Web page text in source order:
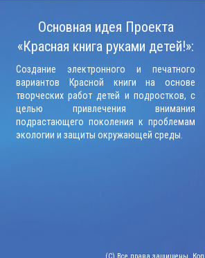
Основная идея Проекта
«Красная книга руками детей!»:
Создание электронного и печатного
вариантов Красной книги на основе
творческих работ детей и подростков, с
целью привлечения внимания
подрастающего поколения к проблемам
экологии и защиты окружающей среды.
(C) Все права защищены.